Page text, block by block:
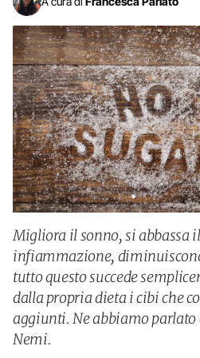
Migliora il sonno, si abbassa
infiammazione,
tutto questo succede
dalla propria dieta i cibi che
aggiunti. Ne abbiamo parlato
Nemi.